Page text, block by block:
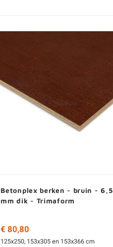
Witte hardboard
Betonplex berken - bruin - 6,5
mm dik - Trimaform
€ 80,80
125x250, 153x305 en 153x366 cm